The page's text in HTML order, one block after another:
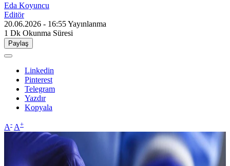
Eda Koyuncu
Editör
20.06.2026 - 16:55Yayınlanma
1 Dk Okunma Süresi
Paylaş
Linkedin
Pinterest
Telegram
Yazdır
Kopyala
A- A+